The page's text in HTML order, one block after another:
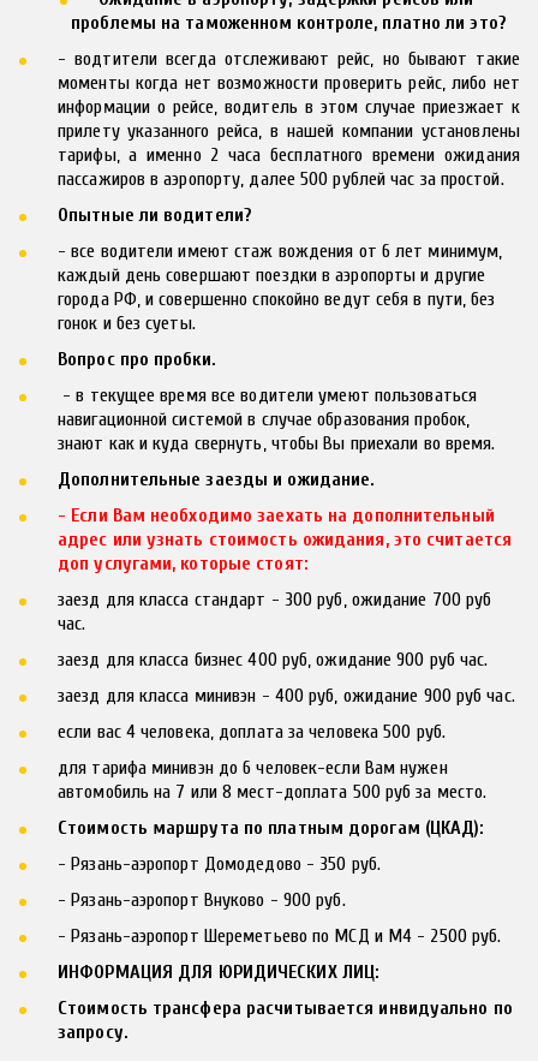
проблемы на таможенном контроле, платно ли это?
- водтители всегда отслеживают рейс, но бывают такие
моменты когда нет возможности проверить рейс, либо нет
информации о рейсе, водитель в этом случае приезжает к
прилету указанного рейса, в нашей компании установлены
тарифы, а именно 2 часа бесплатного времени ожидания
пассажиров в аэропорту, далее 500 рублей час за простой.
Опытные ли водители?
- все водители имеют стаж вождения от 6 лет минимум,
каждый день совершают поездки в аэропорты и другие
города РФ, и совершенно спокойно ведут себя в пути, без
гонок и без суеты.
Вопрос про пробки.
- в текущее время все водители умеют пользоваться
навигационной системой в случае образования пробок,
знают как и куда свернуть, чтобы Вы приехали во время.
Дополнительные заезды и ожидание.
- Если Вам необходимо заехать на дополнительный
адрес или узнать стоимость ожидания, это считается
доп услугами, которые стоят:
заезд для класса стандарт - 300 руб, ожидание 700 руб
час.
заезд для класса бизнес 400 руб, ожидание 900 руб час.
заезд для класса минивэн - 400 руб, ожидание 900 руб час.
если вас 4 человека, доплата за человека 500 руб.
для тарифа минивэн до 6 человек-если Вам нужен
автомобиль на 7 или 8 мест-доплата 500 руб за место.
Стоимость маршрута по платным дорогам (ЦКАД):
- Рязань-аэропорт Домодедово - 350 руб.
- Рязань-аэропорт Внуково - 900 руб.
- Рязань-аэропорт Шереметьево по МСД и М4 - 2500 руб.
ИНФОРМАЦИЯ ДЛЯ ЮРИДИЧЕСКИХ ЛИЦ:
Стоимость трансфера расчитывается инвидуально по
запросу.